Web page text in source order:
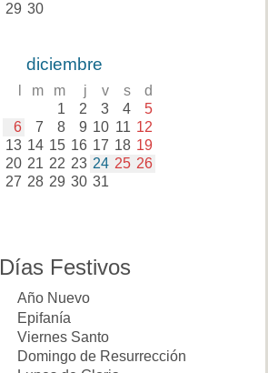
29 30
diciembre
m m j v s d
1 2 3 4 5
6 7 8 9 10 11 12
13 14 15 16 17 18 19
20 21 22 23 24 25 26
27 28 29 30 31
Días Festivos
Año Nuevo
Epifanía
Viernes Santo
Domingo de Resurrección